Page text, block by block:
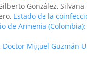
González,
Estado de la
de Armenia
Miguel Guzmán